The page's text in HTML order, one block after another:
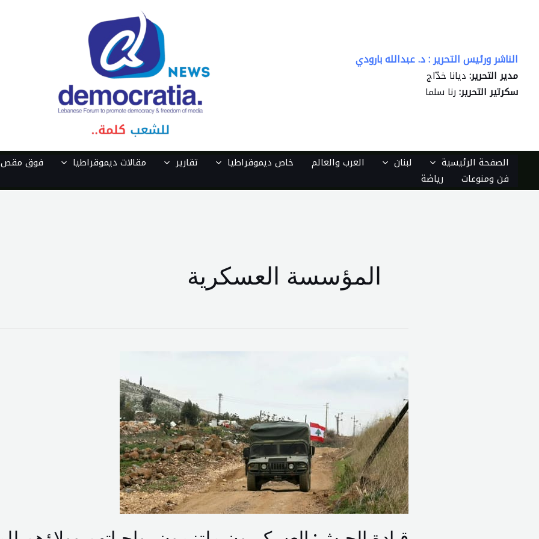
الناشر ورئيس التحرير : د. عبدالله بارودي
مدير التحرير: ديانا خدّاج
سكرتير التحرير: رنا سلما
الصفحة الرئيسية لبنان العرب والعالم خاص ديموقراطيا تقارير مقالات ديموقراطيا فوق مقص
فن ومنوعات
رياضة
المؤسسة العسكرية
الجيش:
ملتزمون
بواجباتهم
وولاؤهم
للمؤسسة
والوطن
فقط